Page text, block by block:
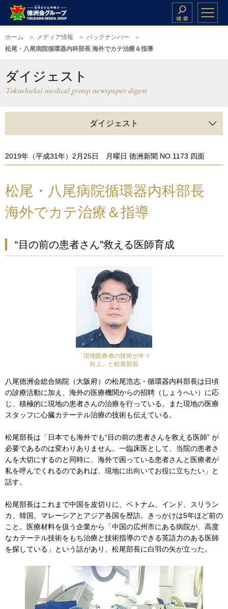
ホーム メディア情報
バックナンバー
松尾・八尾病院循環器内科部長 海外でカテ治療＆指導
ダイジェスト
Tokushukai medical group newspaper digest
ダイジェスト
2019年（平成31年）2月25日 月曜日 徳洲新聞 NO.1173 四面
松尾・八尾病院循環器内科部長
海外でカテ治療＆指導
“目の前の患者さん”救える医師育成
「現地医療者の技術が年々
向上」と松尾部長
八尾徳洲会総合病院（大阪府）の松尾浩志・循環器内科部長は日頃
の診療活動に加え、海外の医療機関からの招聘（しょうへい）に応
じ、積極的に現地の患者さんの治療を行っている。また現地の医療
スタッフに心臓カテーテル治療の技術も伝えている。
松尾部長は「日本でも海外でも“目の前の患者さんを救える医師” が
必要であるのは変わりありません。一臨床医として、当院の患者さ
んを大切にするのと同時に、海外で困っている患者さんと医療者が
私を呼んでくれるのであれば、現地に出向いてお役に立ちたい」と
話す。
松尾部長はこれまで中国を皮切りに、ベトナム、インド、スリラン
カ、韓国、マレーシアとアジア各国を歴訪。きっかけは5年ほど前の
こと。医療材料を扱う企業から「中国の広州市にある病院が、高度
なカテーテル技術をもち治療と技術指導のできる英語力のある医師
を探している」という話があり、松尾部長に白羽の矢が立った。